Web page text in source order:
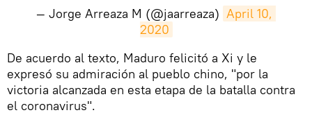
— Jorge Arreaza M (@jaarreaza) April 10,
2020
​De acuerdo al texto, Maduro felicitó a Xi y le
expresó su admiración al pueblo chino, "por la
victoria alcanzada en esta etapa de la batalla contra
el coronavirus".